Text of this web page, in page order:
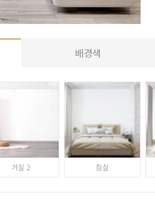
배경색
거실 2 침실